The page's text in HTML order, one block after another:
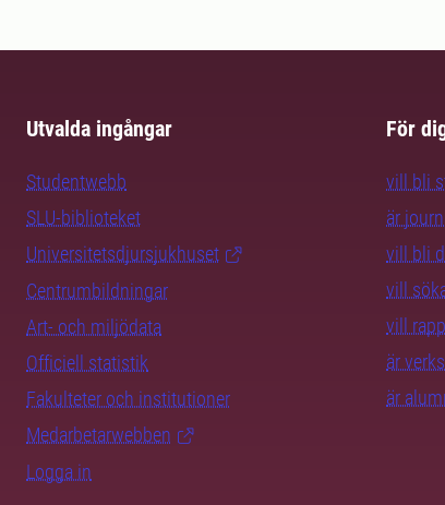
Utvalda ingångar
Studentwebb
SLU-biblioteket
Universitetsdjursjukhuset
Centrumbildningar
Art- och miljödata
Officiell statistik
Fakulteter och institutioner
Medarbetarwebben
Logga in
För
vill bli
är
vill bli
vill
vill
är
är